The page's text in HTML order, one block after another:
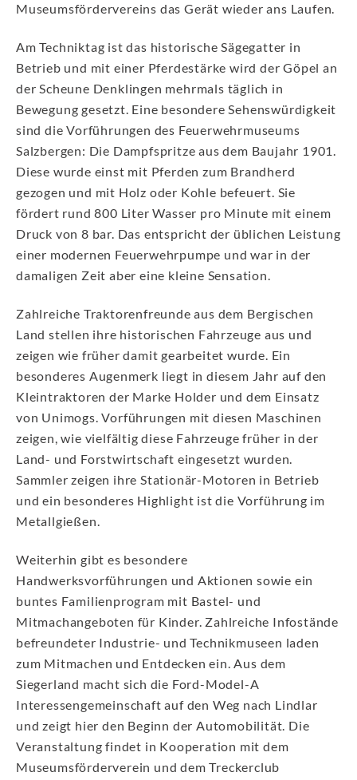
Museumsfördervereins das Gerät wieder ans Laufen.
Am Techniktag ist das historische Sägegatter in
Betrieb und mit einer Pferdestärke wird der Göpel an
der Scheune Denklingen mehrmals täglich in
Bewegung gesetzt. Eine besondere Sehenswürdigkeit
sind die Vorführungen des Feuerwehrmuseums
Salzbergen: Die Dampfspritze aus dem Baujahr 1901.
Diese wurde einst mit Pferden zum Brandherd
gezogen und mit Holz oder Kohle befeuert. Sie
fördert rund 800 Liter Wasser pro Minute mit einem
Druck von 8 bar. Das entspricht der üblichen Leistung
einer modernen Feuerwehrpumpe und war in der
damaligen Zeit aber eine kleine Sensation.
Zahlreiche Traktorenfreunde aus dem Bergischen
Land stellen ihre historischen Fahrzeuge aus und
zeigen wie früher damit gearbeitet wurde. Ein
besonderes Augenmerk liegt in diesem Jahr auf den
Kleintraktoren der Marke Holder und dem Einsatz
von Unimogs. Vorführungen mit diesen Maschinen
zeigen, wie vielfältig diese Fahrzeuge früher in der
Land- und Forstwirtschaft eingesetzt wurden.
Sammler zeigen ihre Stationär-Motoren in Betrieb
und ein besonderes Highlight ist die Vorführung im
Metallgießen.
Weiterhin gibt es besondere
Handwerksvorführungen und Aktionen sowie ein
buntes Familienprogram mit Bastel- und
Mitmachangeboten für Kinder. Zahlreiche Infostände
befreundeter Industrie- und Technikmuseen laden
zum Mitmachen und Entdecken ein. Aus dem
Siegerland macht sich die Ford-Model-A
Interessengemeinschaft auf den Weg nach Lindlar
und zeigt hier den Beginn der Automobilität. Die
Veranstaltung findet in Kooperation mit dem
Museumsförderverein und dem Treckerclub